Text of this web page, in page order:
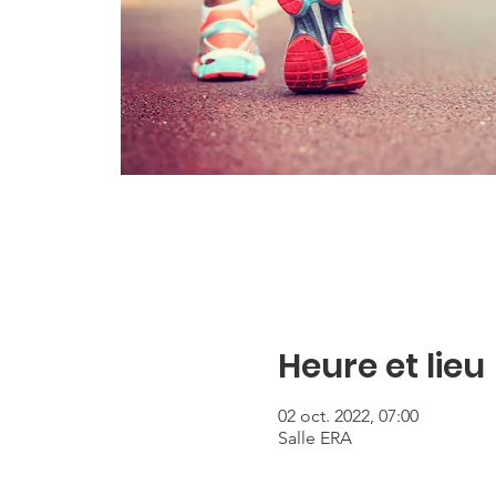
Heure et lieu
02 oct. 2022, 07:00
Salle ERA